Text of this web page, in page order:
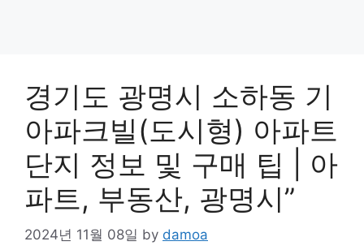
경기도 광명시 소하동 기
아파크빌(도시형) 아파트
단지 정보 및 구매 팁 | 아
파트, 부동산, 광명시”
2024년 11월 08일 by damoa